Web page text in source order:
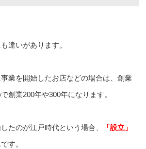
違いがあります。
業を開始したお店などの場合は、創業
創業200年や300年になります。
たのが江戸時代という場合、
「設立」
す。